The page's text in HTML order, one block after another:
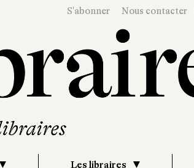
S'abonner Nous contacter
Les libraires